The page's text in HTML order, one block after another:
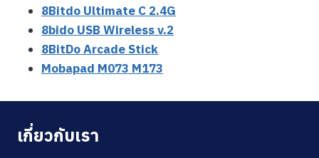
8Bitdo Ultimate C 2.4G
8bido USB Wireless v.2
8BitDo Arcade Stick
Mobapad M073 M173
เกี่ยวกับเรา